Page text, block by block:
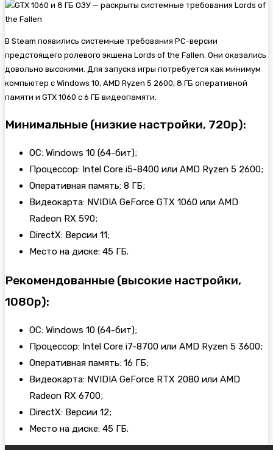
В Steam появились системные требования PC-версии
предстоящего ролевого экшена Lords of the Fallen. Они оказались
довольно высокими. Для запуска игры потребуется как минимум
компьютер с Windows 10, AMD Ryzen 5 2600, 8 ГБ оперативной
памяти и GTX 1060 с 6 ГБ видеопамяти.
Минимальные (низкие настройки, 720p):
ОС: Windows 10 (64-бит);
Процессор: Intel Core i5-8400 или AMD Ryzen 5 2600;
Оперативная память: 8 ГБ;
Видеокарта: NVIDIA GeForce GTX 1060 или AMD
Radeon RX 590;
DirectX: Версии 11;
Место на диске: 45 ГБ.
Рекомендованные (высокие настройки,
1080p):
ОС: Windows 10 (64-бит);
Процессор: Intel Core i7-8700 или AMD Ryzen 5 3600;
Оперативная память: 16 ГБ;
Видеокарта: NVIDIA GeForce RTX 2080 или AMD
Radeon RX 6700;
DirectX: Версии 12;
Место на диске: 45 ГБ.